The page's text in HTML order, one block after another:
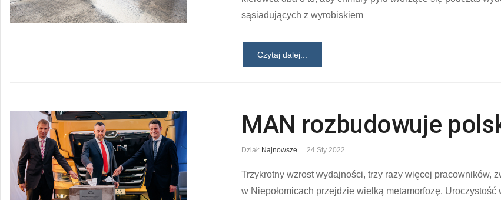
sąsiadujących z wyrobiskiem
Czytaj dalej...
MAN rozbudowuje
Dział: Najnowsze 24 Sty 2022
Trzykrotny wzrost wydajności, trzy razy więcej pracowników,
w Niepołomicach przejdzie wielką metamorfozę.